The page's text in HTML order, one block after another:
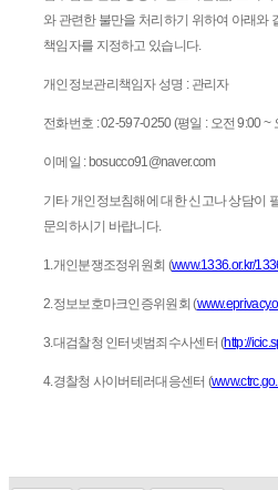
와 관련한 불만을 처리하기 위하여 아래와
책임자를 지정하고 있습니다.
개인정보관리책임자 성명 : 관리자
전화번호 : 02-597-0250 (평일 : 오전 9:00 ~
이메일 : bosucco91@naver.com
기타 개인정보침해에 대한 신고나 상담이
문의하시기 바랍니다.
1.개인분쟁조정위원회 (www.1336.or.kr/
2.정보보호마크인증위원회 (
3.대검찰청 인터넷범죄수사센터 (http://
4.경찰청 사이버테러대응센터 (